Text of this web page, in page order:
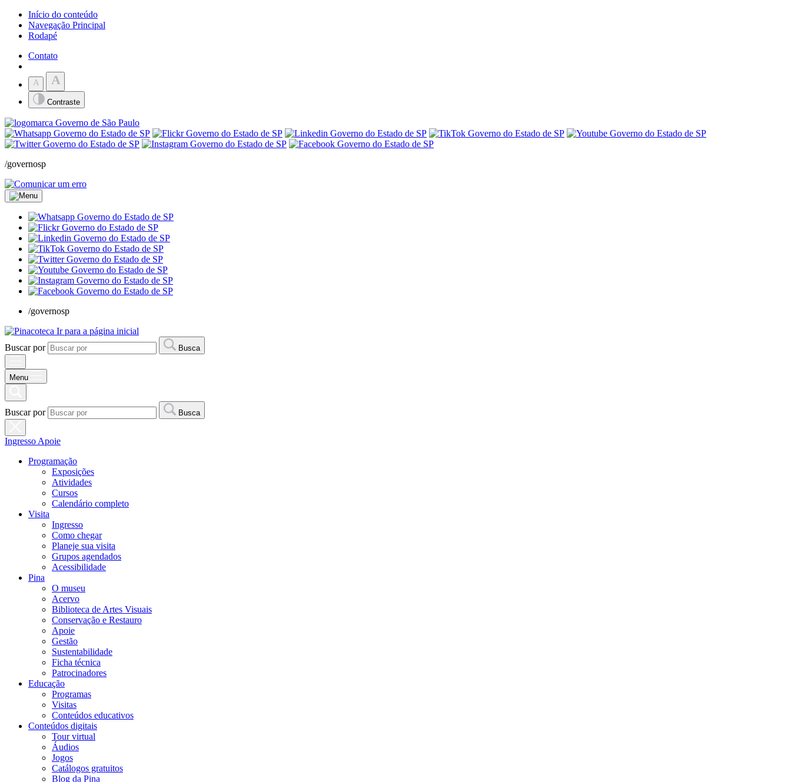
Início do conteúdo
Navegação Principal
Rodapé
Contato
A A
Contraste
/governosp
/governosp
Ir para a página inicial
Buscar por
Busca
Menu
Buscar por Busca
Ingresso Apoie
Programação
Exposições
Atividades
Cursos
Calendário completo
Visita
Ingresso
Como chegar
Planeje sua visita
Grupos agendados
Acessibilidade
Pina
O museu
Acervo
Biblioteca de Artes Visuais
Conservação e Restauro
Apoie
Gestão
Sustentabilidade
Ficha técnica
Patrocinadores
Educação
Programas
Visitas
Conteúdos educativos​
Conteúdos digitais
Tour virtual
Áudios
Jogos
Catálogos gratuitos
Blog da Pina